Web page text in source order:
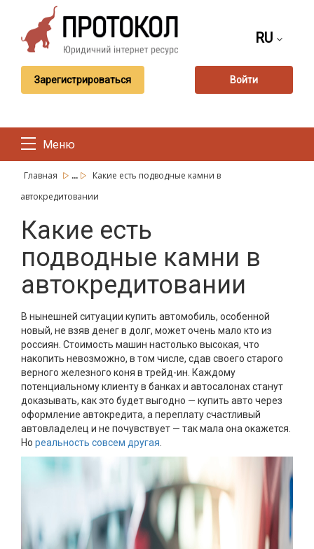
RU
Зарегистрироваться Войти
Меню
Главная ...
Какие есть подводные камни в
автокредитовании
Какие есть
подводные камни в
автокредитовании
В нынешней ситуации купить автомобиль, особенной
новый, не взяв денег в долг, может очень мало кто из
россиян. Стоимость машин настолько высокая, что
накопить невозможно, в том числе, сдав своего старого
верного железного коня в трейд-ин. Каждому
потенциальному клиенту в банках и автосалонах станут
доказывать, как это будет выгодно — купить авто через
оформление автокредита, а переплату счастливый
автовладелец и не почувствует — так мала она окажется.
Но реальность совсем другая